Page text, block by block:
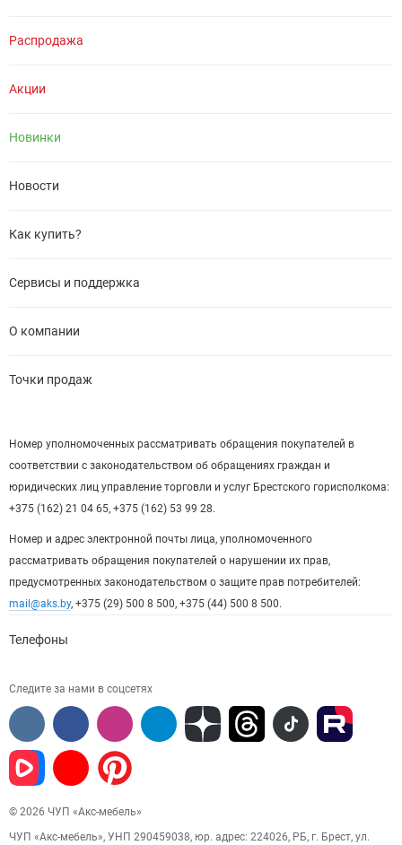
Распродажа
Акции
Новинки
Новости
Как купить?
Сервисы и поддержка
О компании
Точки продаж
Номер уполномоченных рассматривать обращения покупателей в
соответствии с законодательством об обращениях граждан и
юридических лиц управление торговли и услуг Брестского горисполкома:
+375 (162) 21 04 65, +375 (162) 53 99 28.
Номер и адрес электронной почты лица, уполномоченного
рассматривать обращения покупателей о нарушении их прав,
предусмотренных законодательством о защите прав потребителей:
mail@aks.by, +375 (29) 500 8 500, +375 (44) 500 8 500.
Телефоны
Следите за нами в соцсетях
© 2026 ЧУП «Акс-мебель»
ЧУП «Акс-мебель», УНП 290459038, юр. адрес: 224026, РБ, г. Брест, ул.